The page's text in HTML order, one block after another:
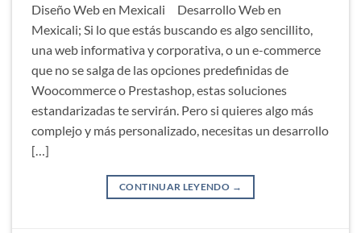
Diseño Web en Mexicali Desarrollo Web en
Mexicali; Si lo que estás buscando es algo sencillito,
una web informativa y corporativa, o un e-commerce
que no se salga de las opciones predefinidas de
Woocommerce o Prestashop, estas soluciones
estandarizadas te servirán. Pero si quieres algo más
complejo y más personalizado, necesitas un desarrollo
[…]
CONTINUAR LEYENDO →